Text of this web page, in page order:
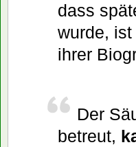
dass
wurde,
ihrer
Der
betreut,